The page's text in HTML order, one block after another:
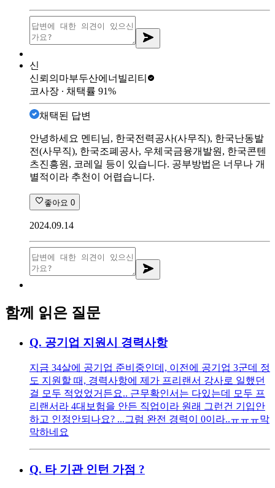
신
신뢰의마부두산에너빌리티
코사장 ∙ 채택률 91%
채택된 답변
안녕하세요 멘티님, 한국전력공사(사무직), 한국난동발
전(사무직), 한국조폐공사, 우체국금융개발원, 한국콘텐
츠진흥원, 코레일 등이 있습니다. 공부방법은 너무나 개
별적이라 추천이 어렵습니다.
좋아요 0
2024.09.14
함께 읽은 질문
Q. 공기업 지원시 경력사항
지금 34살에 공기업 준비중인데, 이전에 공기업 3군데 정
도 지원할 때, 경력사항에 제가 프리랜서 강사로 일했던
걸 모두 적었었거든요.. 근무확인서는 다있는데 모두 프
리랜서라 4대보험을 안든 직업이라 원래 그런건 기입안
하고 인정안되나요? ...그럼 완전 경력이 0이라..ㅠㅠㅠ막
막하네요
Q. 타 기관 인턴 가점 ?